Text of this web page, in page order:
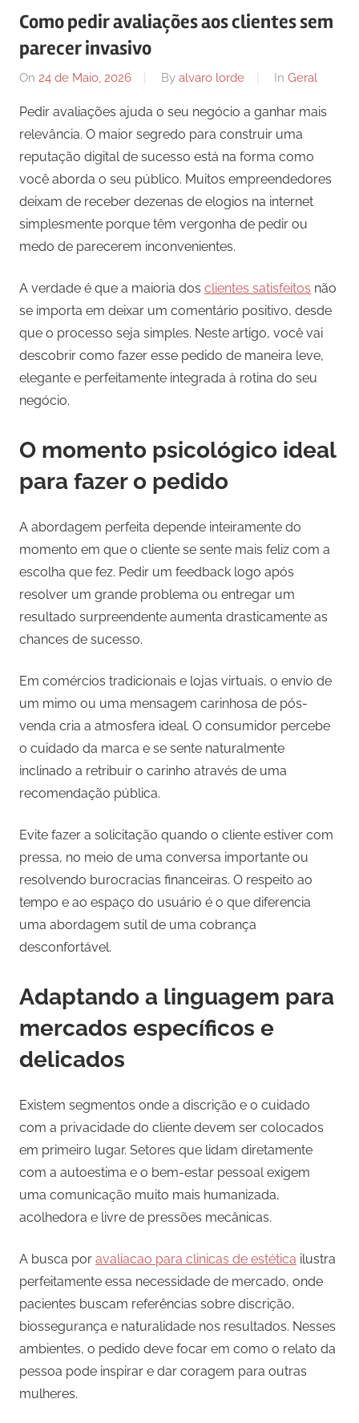
Como pedir avaliações aos clientes sem
parecer invasivo
On 24 de Maio, 2026 By alvaro lorde In Geral
Pedir avaliações ajuda o seu negócio a ganhar mais
relevância. O maior segredo para construir uma
reputação digital de sucesso está na forma como
você aborda o seu público. Muitos empreendedores
deixam de receber dezenas de elogios na internet
simplesmente porque têm vergonha de pedir ou
medo de parecerem inconvenientes.
A verdade é que a maioria dos clientes satisfeitos não
se importa em deixar um comentário positivo, desde
que o processo seja simples. Neste artigo, você vai
descobrir como fazer esse pedido de maneira leve,
elegante e perfeitamente integrada à rotina do seu
negócio.
O momento psicológico ideal
para fazer o pedido
A abordagem perfeita depende inteiramente do
momento em que o cliente se sente mais feliz com a
escolha que fez. Pedir um feedback logo após
resolver um grande problema ou entregar um
resultado surpreendente aumenta drasticamente as
chances de sucesso.
Em comércios tradicionais e lojas virtuais, o envio de
um mimo ou uma mensagem carinhosa de pós-
venda cria a atmosfera ideal. O consumidor percebe
o cuidado da marca e se sente naturalmente
inclinado a retribuir o carinho através de uma
recomendação pública.
Evite fazer a solicitação quando o cliente estiver com
pressa, no meio de uma conversa importante ou
resolvendo burocracias financeiras. O respeito ao
tempo e ao espaço do usuário é o que diferencia
uma abordagem sutil de uma cobrança
desconfortável.
Adaptando a linguagem para
mercados específicos e
delicados
Existem segmentos onde a discrição e o cuidado
com a privacidade do cliente devem ser colocados
em primeiro lugar. Setores que lidam diretamente
com a autoestima e o bem-estar pessoal exigem
uma comunicação muito mais humanizada,
acolhedora e livre de pressões mecânicas.
A busca por avaliacao para clinicas de estética ilustra
perfeitamente essa necessidade de mercado, onde
pacientes buscam referências sobre discrição,
biossegurança e naturalidade nos resultados. Nesses
ambientes, o pedido deve focar em como o relato da
pessoa pode inspirar e dar coragem para outras
mulheres.